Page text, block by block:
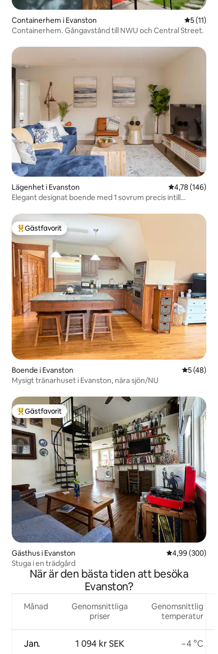
Containerhem i Evanston 5 av 5 i
5 (11)
Containerhem. Gångavstånd till NWU och Central Street.
Lägenhet i Evanston 4,78 av 5 i
4,78 (146)
Elegant designat boende med 1 sovrum precis intill
Populär gästfavorit
Gästfavorit
Boende i Evanston 5 av 5 i
5 (48)
Mysigt tränarhuset i Evanston, nära sjön/NU
Populär gästfavorit
Gästfavorit
Gästhus i Evanston 4,99 av 5 i
4,99 (300)
Stuga i en trädgård
När är den bästa tiden att besöka
Evanston?
Månad
Jan.
Genomsnittliga
priser
1 094 kr SEK
Genomsnittlig
temperatur
−4 °C